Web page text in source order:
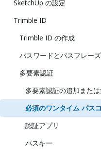
SketchUp の設定
Trimble ID
Trimble ID の作成
パスワードとパスフレーズ
多要素認証
多要素認証の追加また
必須のワンタイム パス
認証アプリ
パスキー